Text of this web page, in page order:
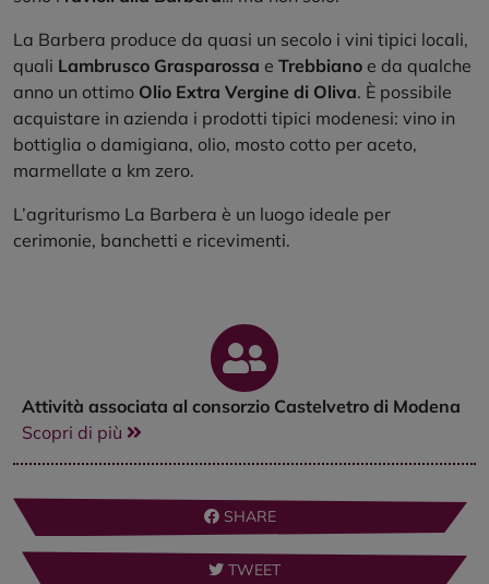
La Barbera produce da quasi un secolo i vini tipici locali,
quali Lambrusco Grasparossa e Trebbiano e da qualche
anno un ottimo Olio Extra Vergine di Oliva. È possibile
acquistare in azienda i prodotti tipici modenesi: vino in
bottiglia o damigiana, olio, mosto cotto per aceto,
marmellate a km zero.
L’agriturismo La Barbera è un luogo ideale per
cerimonie, banchetti e ricevimenti.
Attività associata al consorzio Castelvetro di Modena
Scopri di più
SHARE
TWEET